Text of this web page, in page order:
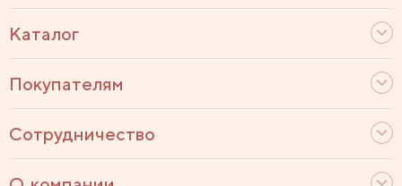
Каталог
Покупателям
Сотрудничество